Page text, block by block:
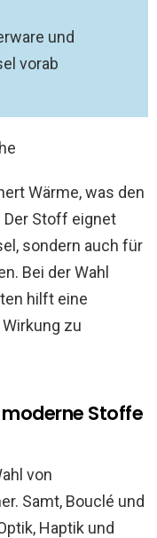
und
vorab
Wärme, was den
Stoff eignet
sondern auch für
Bei der Wahl
hilft eine
zu
moderne Stoffe
von
Samt, Bouclé und
Haptik und